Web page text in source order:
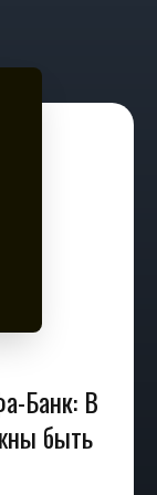
Банк: В
быть